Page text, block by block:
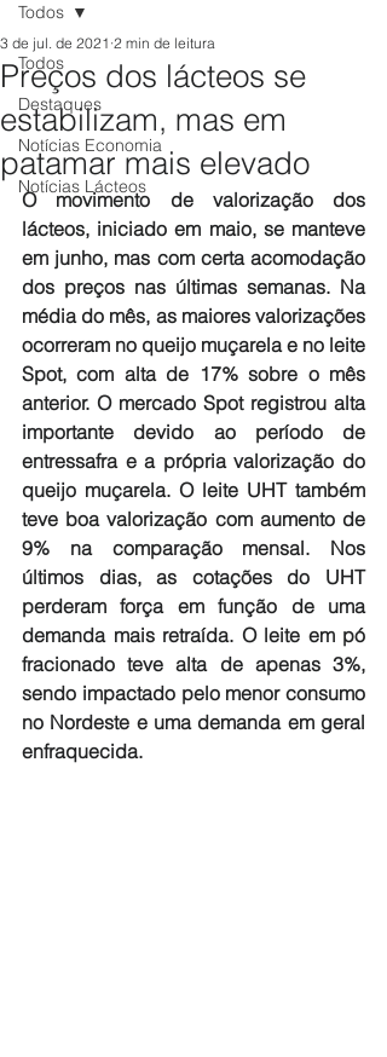
Todos
Destaques
Notícias Economia
Notícias Lácteos
Todos
Preços dos lácteos se
estabilizam, mas em
patamar mais elevado
3 de jul. de 2021 2 min de leitura
O movimento de valorização dos
lácteos, iniciado em maio, se manteve
em junho, mas com certa acomodação
dos preços nas últimas semanas. Na
média do mês, as maiores valorizações
ocorreram no queijo muçarela e no leite
Spot, com alta de 17% sobre o mês
anterior. O mercado Spot registrou alta
importante devido ao período de
entressafra e a própria valorização do
queijo muçarela. O leite UHT também
teve boa valorização com aumento de
9% na comparação mensal. Nos
últimos dias, as cotações do UHT
perderam força em função de uma
demanda mais retraída. O leite em pó
fracionado teve alta de apenas 3%,
sendo impactado pelo menor consumo
no Nordeste e uma demanda em geral
enfraquecida.